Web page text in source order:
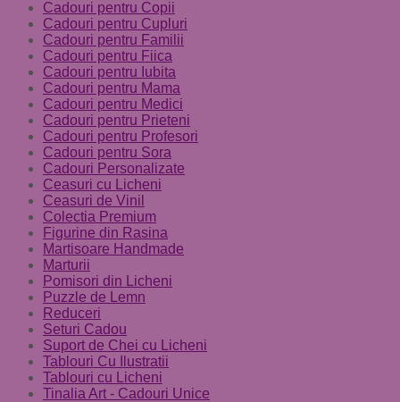
Cadouri pentru Copii
Cadouri pentru Cupluri
Cadouri pentru Familii
Cadouri pentru Fiica
Cadouri pentru Iubita
Cadouri pentru Mama
Cadouri pentru Medici
Cadouri pentru Prieteni
Cadouri pentru Profesori
Cadouri pentru Sora
Cadouri Personalizate
Ceasuri cu Licheni
Ceasuri de Vinil
Colectia Premium
Figurine din Rasina
Martisoare Handmade
Marturii
Pomisori din Licheni
Puzzle de Lemn
Reduceri
Seturi Cadou
Suport de Chei cu Licheni
Tablouri Cu Ilustratii
Tablouri cu Licheni
Tinalia Art - Cadouri Unice